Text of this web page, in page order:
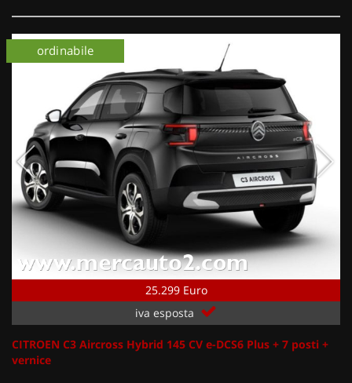
25.299 Euro
iva esposta
km 0 ordinabile
CITROEN C3 Aircross Hybrid 145 CV e-DCS6 Plus + 7 posti +
vernice